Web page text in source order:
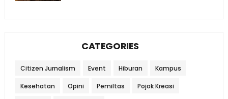
CATEGORIES
Citizen Jurnalism Event Hiburan Kampus
Kesehatan Opini Pemiltas Pojok Kreasi